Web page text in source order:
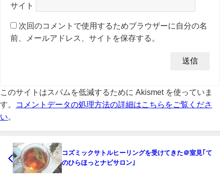
サイト
次回のコメントで使用するためブラウザーに自分の名
前、メールアドレス、サイトを保存する。
このサイトはスパムを低減するために Akismet を使っていま
す。
コメントデータの処理方法の詳細はこちらをご覧くださ
い。
コズミックサトルヒーリングを受けてきた＠室見｢て
のひらほっとナビサロン｣